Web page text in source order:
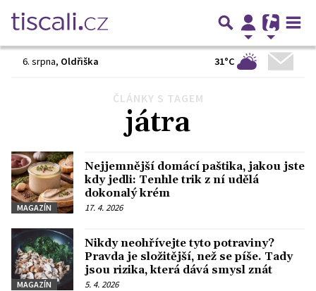
6. srpna, Oldřiška 31°C
ČLÁNKY S TAGEM
játra
MAGAZÍN
Nejjemnější domácí paštika, jakou jste
kdy jedli: Tenhle trik z ní udělá
dokonalý krém
17. 4. 2026
MAGAZÍN
Nikdy neohřívejte tyto potraviny?
Pravda je složitější, než se píše. Tady
jsou rizika, která dává smysl znát
5. 4. 2026